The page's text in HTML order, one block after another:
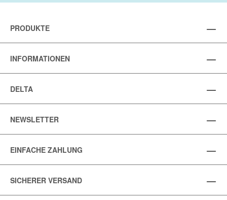
PRODUKTE
INFORMATIONEN
DELTA
NEWSLETTER
EINFACHE ZAHLUNG
SICHERER VERSAND